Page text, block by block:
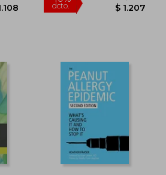
$ 1.108
40%
dcto.